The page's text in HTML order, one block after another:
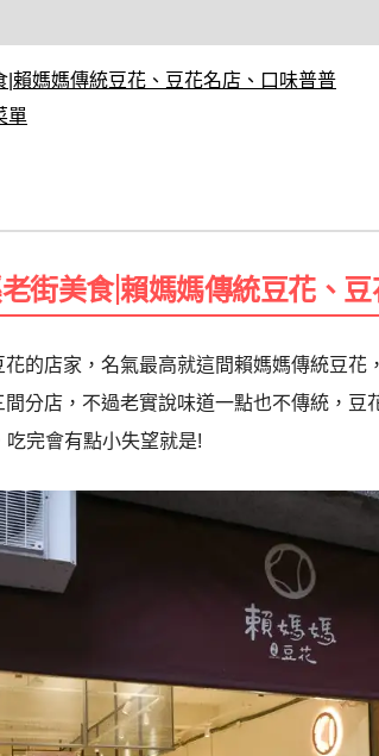
|賴媽媽傳統豆花、豆花名店、口味普普
單
街美食|賴媽媽傳統豆花、
的店家，名氣最高就這間賴媽媽傳統豆花
分店，不過老實說味道一點也不傳統，豆
完會有點小失望就是!